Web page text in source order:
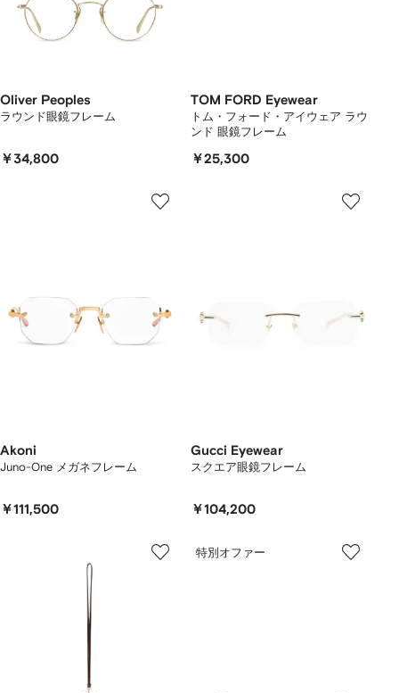
Oliver Peoples
ラウンド眼鏡フレーム
￥34,800
TOM FORD Eyewear
トム・フォード・アイウェア ラウ
ンド 眼鏡フレーム
￥25,300
Akoni
Juno-One メガネフレーム
￥111,500
Gucci Eyewear
スクエア眼鏡フレーム
￥104,200
特別オファー